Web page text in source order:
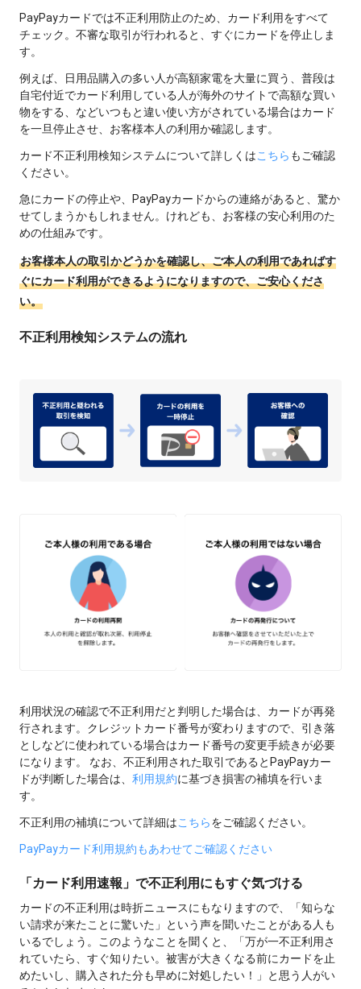
PayPayカードでは不正利用防止のため、カード利用をすべて
チェック。不審な取引が行われると、すぐにカードを停止しま
す。
例えば、日用品購入の多い人が高額家電を大量に買う、普段は
自宅付近でカード利用している人が海外のサイトで高額な買い
物をする、などいつもと違い使い方がされている場合はカード
を一旦停止させ、お客様本人の利用か確認します。
カード不正利用検知システムについて詳しくはこちら もご確認
ください。
急にカードの停止や、PayPayカードからの連絡があると、驚か
せてしまうかもしれません。けれども、お客様の安心利用のた
めの仕組みです。
お客様本人の取引かどうかを確認し、ご本人の利用であればす
ぐにカード利用ができるようになりますので、ご安心くださ
い。
不正利用検知システムの流れ
利用状況の確認で不正利用だと判明した場合は、カードが再発
行されます。クレジットカード番号が変わりますので、引き落
としなどに使われている場合はカード番号の変更手続きが必要
になります。 なお、不正利用された取引であるとPayPayカー
ドが判断した場合は、 利用規約に基づき損害の補填を行いま
す。
不正利用の補填について詳細はこちらをご確認ください。
PayPayカード利用規約もあわせてご確認ください
「カード利用速報」で不正利用にもすぐ気づける
カードの不正利用は時折ニュースにもなりますので、「知らな
い請求が来たことに驚いた」という声を聞いたことがある人も
いるでしょう。このようなことを聞くと、「万が一不正利用さ
れていたら、すぐ知りたい。被害が大きくなる前にカードを止
めたいし、購入された分も早めに対処したい！」と思う人がい